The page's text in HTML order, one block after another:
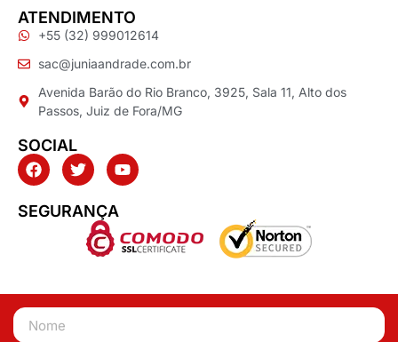
ATENDIMENTO
+55 (32) 999012614
sac@juniaandrade.com.br
Avenida Barão do Rio Branco, 3925, Sala 11, Alto dos
Passos, Juiz de Fora/MG
SOCIAL
SEGURANÇA